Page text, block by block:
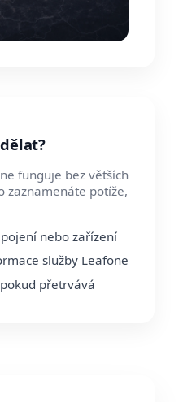
funguje bez větších
zaznamenáte potíže,
nebo zařízení
služby Leafone
přetrvává